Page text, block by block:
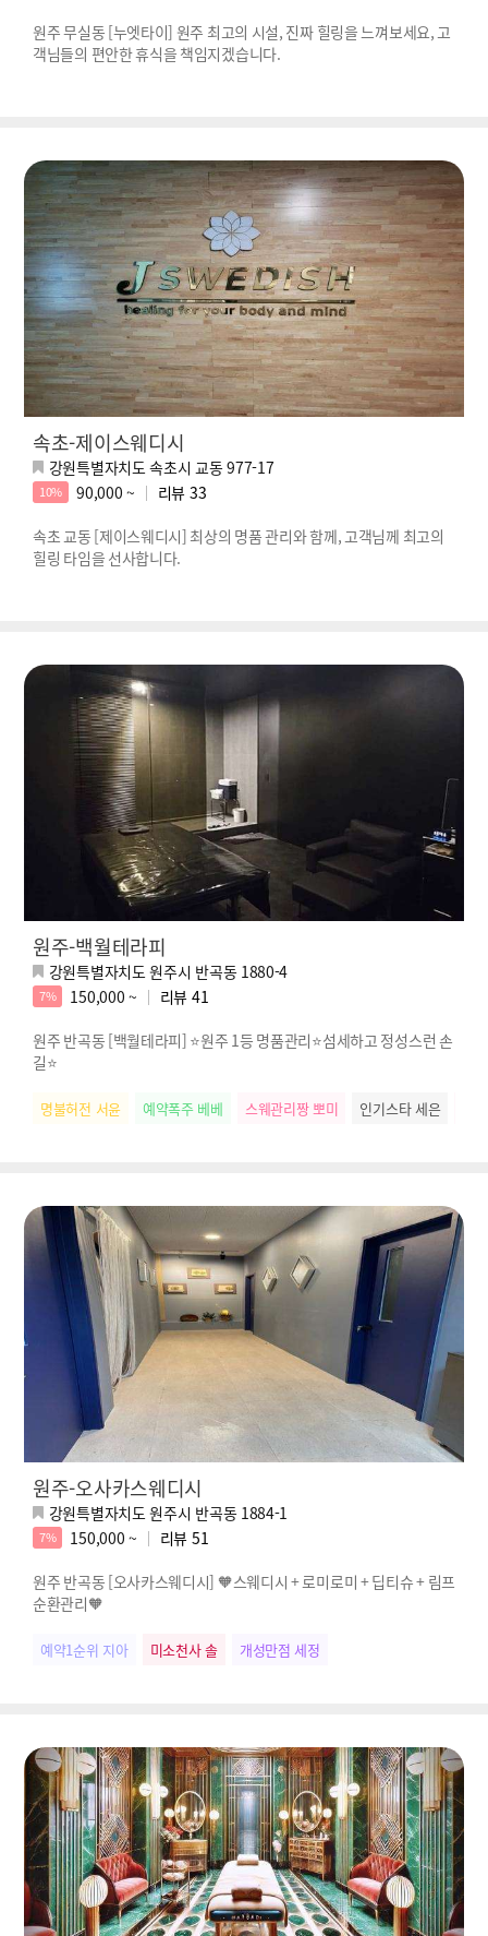
원주 무실동 [누엣타이] 원주 최고의 시설, 진짜 힐링을 느껴보세요, 고
객님들의 편안한 휴식을 책임지겠습니다.
속초-제이스웨디시
강원특별자치도 속초시 교동 977-17
10% 90,000 ~ 리뷰 33
속초 교동 [제이스웨디시] 최상의 명품 관리와 함께, 고객님께 최고의
힐링 타임을 선사합니다.
원주-백월테라피
강원특별자치도 원주시 반곡동 1880-4
7% 150,000 ~ 리뷰 41
원주 반곡동 [백월테라피] ⭐원주 1등 명품관리⭐섬세하고 정성스런 손
길⭐
명불허전 서윤 예약폭주 베베 스웨관리짱 뽀미 인기스타 세은
원주-오사카스웨디시
강원특별자치도 원주시 반곡동 1884-1
7% 150,000 ~ 리뷰 51
원주 반곡동 [오사카스웨디시] 🧡스웨디시 + 로미로미 + 딥티슈 + 림프
순환관리🧡
예약1순위 지아 미소천사 솔 개성만점 세정